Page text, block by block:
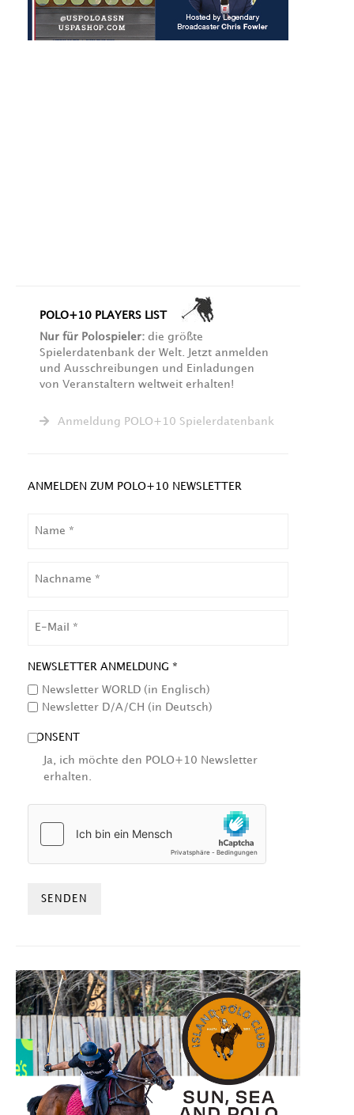
POLO+10 PLAYERS LIST
Nur für Polospieler: die größte
Spielerdatenbank der Welt. Jetzt anmelden
und Ausschreibungen und Einladungen
von Veranstaltern weltweit erhalten!
Anmeldung POLO+10 Spielerdatenbank
ANMELDEN ZUM POLO+10 NEWSLETTER
NEWSLETTER ANMELDUNG *
Newsletter WORLD (in Englisch)
Newsletter D/A/CH (in Deutsch)
CONSENT
Ja, ich möchte den POLO+10 Newsletter
erhalten.